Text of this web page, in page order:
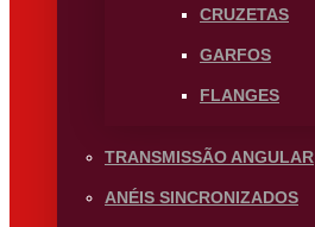
CRUZETAS
GARFOS
FLANGES
TRANSMISSÃO ANGULAR
ANÉIS SINCRONIZADOS